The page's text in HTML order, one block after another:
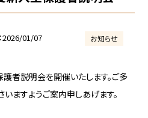
2026/01/07 お知らせ
者説明会を開催いたします。ご多
ますようご案内申しあげます。